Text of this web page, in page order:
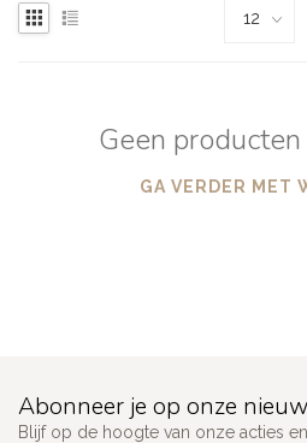
Geen
GA VERDER MET
Abonneer je op onze
Blijf op de hoogte van onze acties